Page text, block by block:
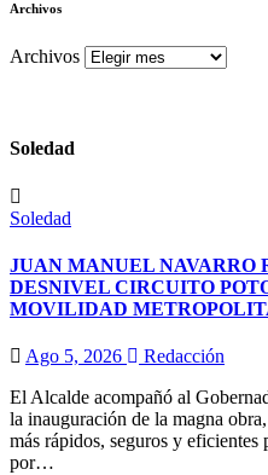
Archivos
Archivos
Soledad
Soledad
JUAN MANUEL NAVARRO
DESNIVEL CIRCUITO
MOVILIDAD
Ago 5, 2026
Redacción
El Alcalde acompañó al
la inauguración de la magna
más rápidos, seguros y eficientes
por…